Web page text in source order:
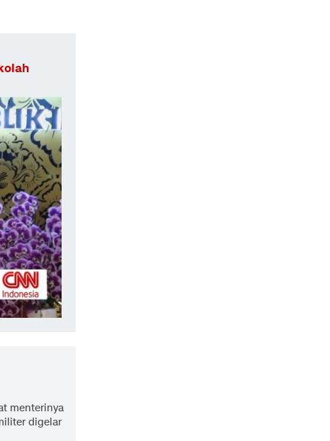
menterinya
digelar